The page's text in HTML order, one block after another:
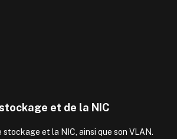
et de la NIC
et la NIC, ainsi que son VLAN.